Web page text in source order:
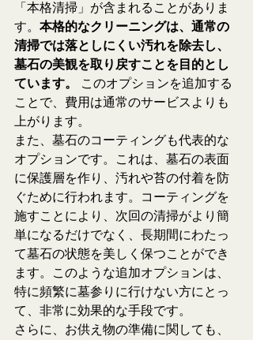
「本格清掃」が含まれることがありま
す。 本格的なクリーニングは、通常の
清掃では落としにくい汚れを除去し、
墓石の美観を取り戻すことを目的とし
ています。
このオプションを追加する
ことで、費用は通常のサービスよりも
上がります。
また、墓石のコーティングも代表的な
オプションです。これは、墓石の表面
に保護層を作り、汚れや苔の付着を防
ぐために行われます。コーティングを
施すことにより、次回の清掃がより簡
単になるだけでなく、長期間にわたっ
て墓石の状態を美しく保つことができ
ます。このような追加オプションは、
特に頻繁に墓参りに行けない方にとっ
て、非常に効果的な手段です。
さらに、お供え物の準備に関しても、